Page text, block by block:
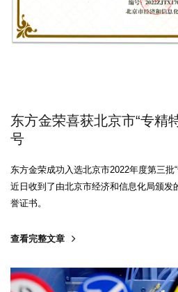
东方金荣喜获北京市“专精
号
东方金荣成功入选北京市2022年度第三批
近日收到了由北京市经济和信息化局颁发
誉证书。
查看完整文章